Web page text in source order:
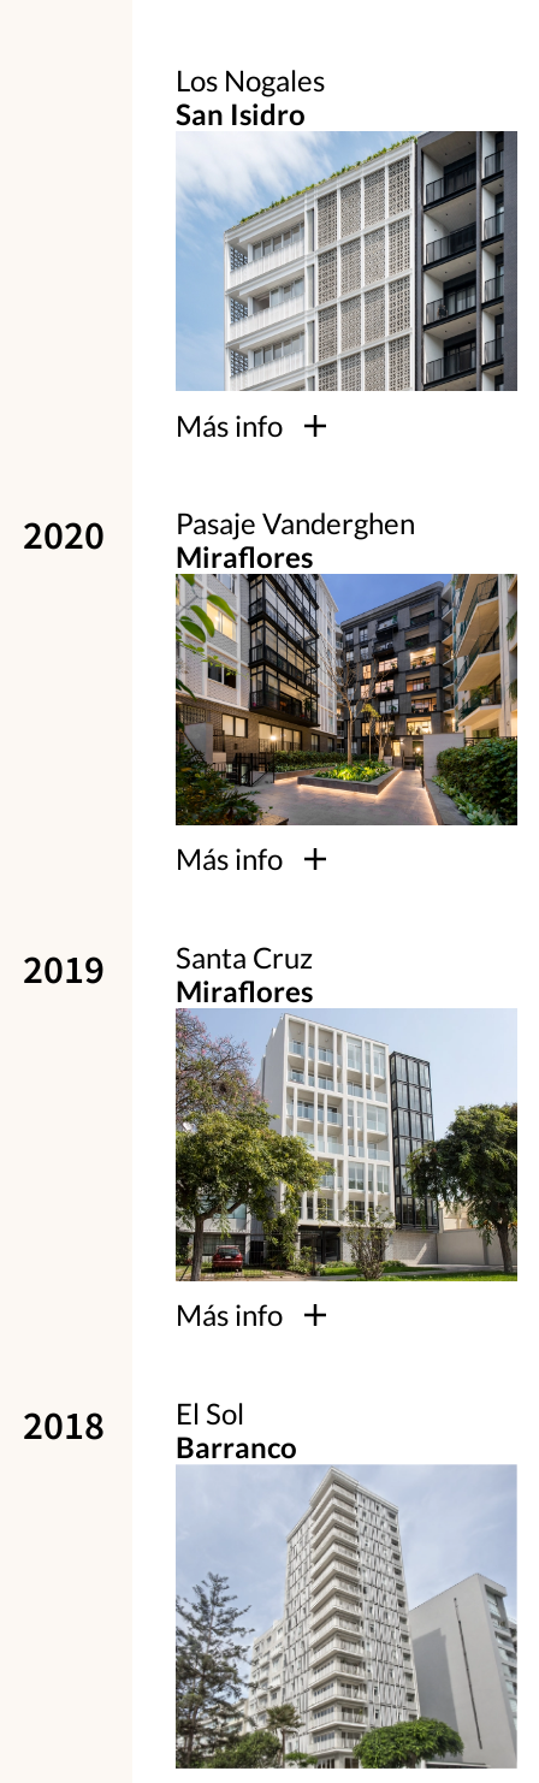
Los Nogales
San Isidro
Más info
2020
Pasaje Vanderghen
Miraflores
Más info
2019
Santa Cruz
Miraflores
Más info
2018
El Sol
Barranco